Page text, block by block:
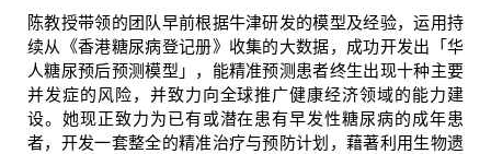
陈教授带领的团队早前根据牛津研发的模型及经验，运用持
续从《香港糖尿病登记册》收集的大数据，成功开发出「华
人糖尿预后预测模型」，能精准预测患者终生出现十种主要
并发症的风险，并致力向全球推广健康经济领域的能力建
设。她现正致力为已有或潜在患有早发性糖尿病的成年患
者，开发一套整全的精准治疗与预防计划，藉著利用生物遗